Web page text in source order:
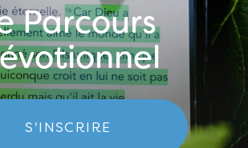
Parcours
S'INSCRIRE